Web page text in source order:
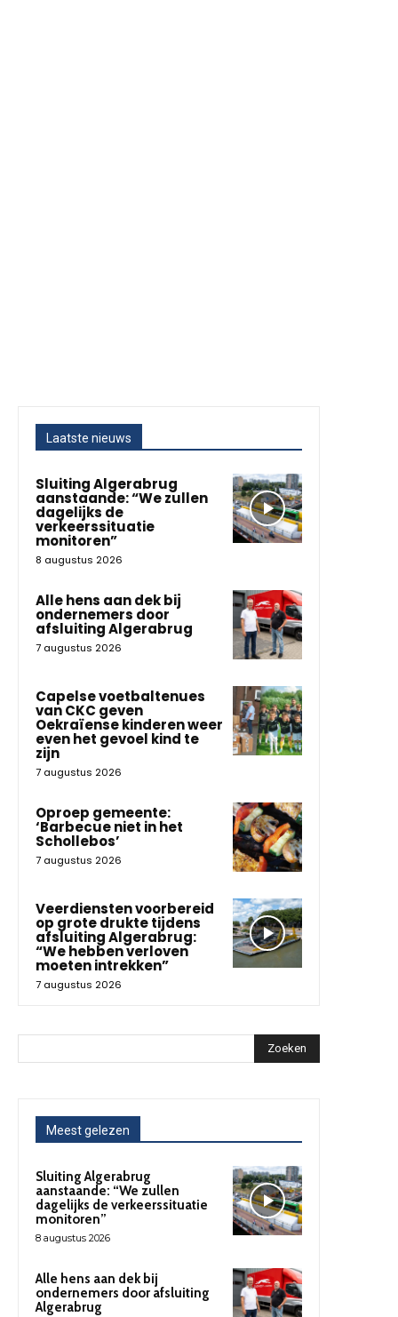
Laatste nieuws
Sluiting Algerabrug
aanstaande: “We zullen
dagelijks de
verkeerssituatie
monitoren”
8 augustus 2026
Alle hens aan dek bij
ondernemers door
afsluiting Algerabrug
7 augustus 2026
Capelse voetbaltenues
van CKC geven
Oekraïense kinderen weer
even het gevoel kind te
zijn
7 augustus 2026
Oproep gemeente:
‘Barbecue niet in het
Schollebos’
7 augustus 2026
Veerdiensten voorbereid
op grote drukte tijdens
afsluiting Algerabrug:
“We hebben verloven
moeten intrekken”
7 augustus 2026
Zoeken
Meest gelezen
Sluiting Algerabrug
aanstaande: “We zullen
dagelijks de verkeerssituatie
monitoren”
8 augustus 2026
Alle hens aan dek bij
ondernemers door afsluiting
Algerabrug